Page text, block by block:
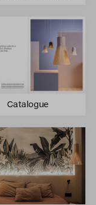
Catalogue